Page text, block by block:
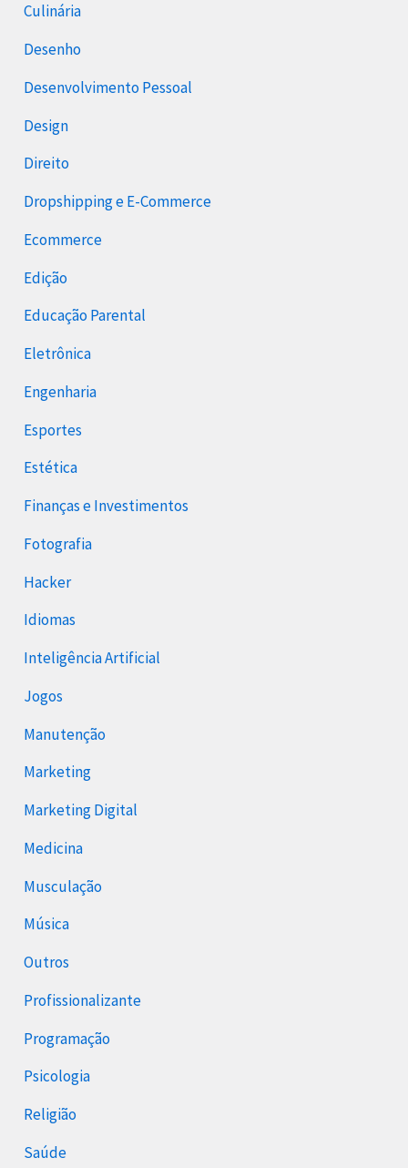
Culinária
Desenho
Desenvolvimento Pessoal
Design
Direito
Dropshipping e E-Commerce
Ecommerce
Edição
Educação Parental
Eletrônica
Engenharia
Esportes
Estética
Finanças e Investimentos
Fotografia
Hacker
Idiomas
Inteligência Artificial
Jogos
Manutenção
Marketing
Marketing Digital
Medicina
Musculação
Música
Outros
Profissionalizante
Programação
Psicologia
Religião
Saúde